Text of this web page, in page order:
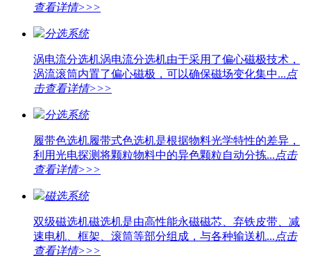
查看详情>>>
分选系统
涡电流分选机涡电流分选机由于采用了偏心磁极技术，
涡流滚筒内置了偏心磁极，可以确保磁场变化集中...点
击查看详情>>>
分选系统
履带色选机履带式色选机是根据物料光学特性的差异，
利用光电探测将颗粒物料中的异色颗粒自动分拣...点击
查看详情>>>
磁选系统
双级磁选机磁选机是由高性能永磁磁芯、弃铁皮带、减
速电机、框架、滚筒等部分组成，与各种输送机...点击
查看详情>>>